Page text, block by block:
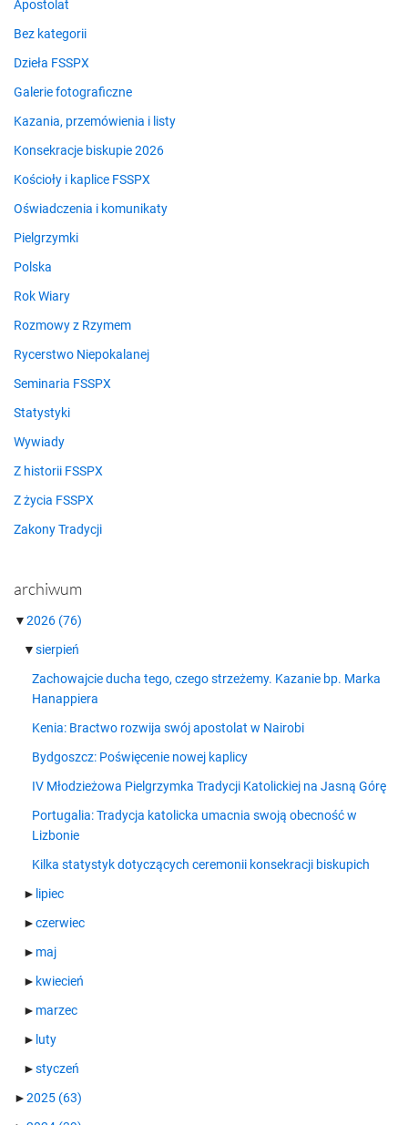
Apostolat
Bez kategorii
Dzieła FSSPX
Galerie fotograficzne
Kazania, przemówienia i listy
Konsekracje biskupie 2026
Kościoły i kaplice FSSPX
Oświadczenia i komunikaty
Pielgrzymki
Polska
Rok Wiary
Rozmowy z Rzymem
Rycerstwo Niepokalanej
Seminaria FSSPX
Statystyki
Wywiady
Z historii FSSPX
Z życia FSSPX
Zakony Tradycji
archiwum
▼2026 (76)
▼sierpień
Zachowajcie ducha tego, czego strzeżemy. Kazanie bp. Marka
Hanappiera
Kenia: Bractwo rozwija swój apostolat w Nairobi
Bydgoszcz: Poświęcenie nowej kaplicy
IV Młodzieżowa Pielgrzymka Tradycji Katolickiej na Jasną Górę
Portugalia: Tradycja katolicka umacnia swoją obecność w
Lizbonie
Kilka statystyk dotyczących ceremonii konsekracji biskupich
► lipiec
►czerwiec
► maj
► kwiecień
► marzec
► luty
►styczeń
►2025 (63)